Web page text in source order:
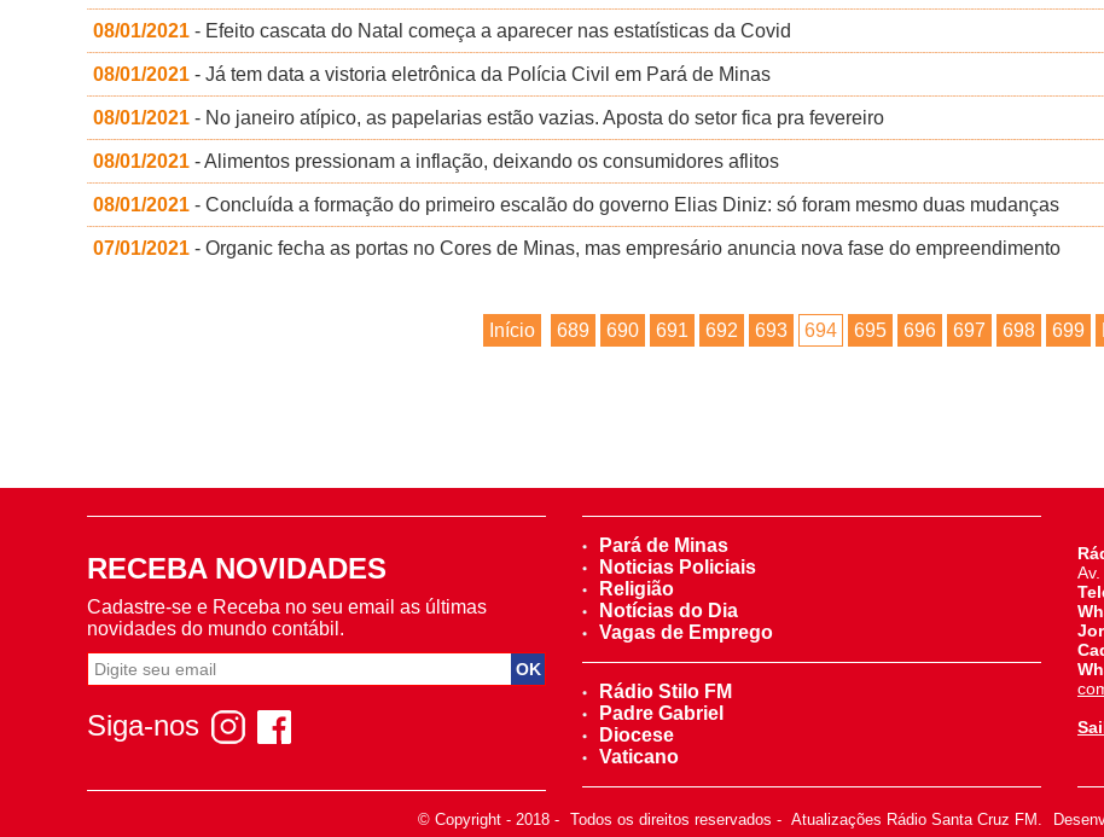
08/01/2021 - Efeito cascata do Natal começa a aparecer nas estatísticas da Covid
08/01/2021 - Já tem data a vistoria eletrônica da Polícia Civil em Pará de Minas
08/01/2021 - No janeiro atípico, as papelarias estão vazias. Aposta do setor fica pra fevereiro
08/01/2021 - Alimentos pressionam a inflação, deixando os consumidores aflitos
08/01/2021 - Concluída a formação do primeiro escalão do governo Elias Diniz: só foram mesmo duas mudanças
07/01/2021 - Organic fecha as portas no Cores de Minas, mas empresário anuncia nova fase do empreendimento
Início 689 690 691 692 693 694 695 696 697 698 699
RECEBA NOVIDADES
Cadastre-se e Receba no seu email as últimas
novidades do mundo contábil.
Siga-nos
Pará de Minas
Noticias Policiais
Religião
Notícias do Dia
Vagas de Emprego
Rádio Stilo FM
Padre Gabriel
Diocese
Vaticano
© Copyright - 2018 - Todos os direitos reservados - Atualizações Rádio Santa Cruz FM.